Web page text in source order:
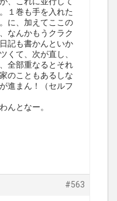
１巻も手を入れた
に、加えてここの
なんかもうクラク
記も書かんといか
くて、次が直し、
全部重なるとそれ
のこともあるしな
進まん！（セルフ
んとなー。
#563